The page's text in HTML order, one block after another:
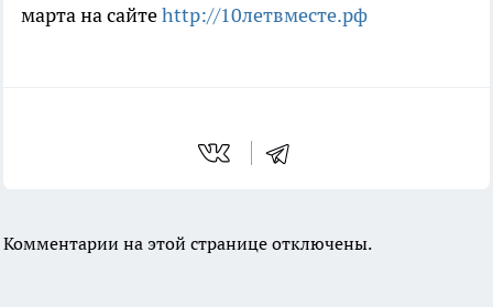
марта на сайтеhttp://10летвместе.рф
Комментарии на этой странице отключены.